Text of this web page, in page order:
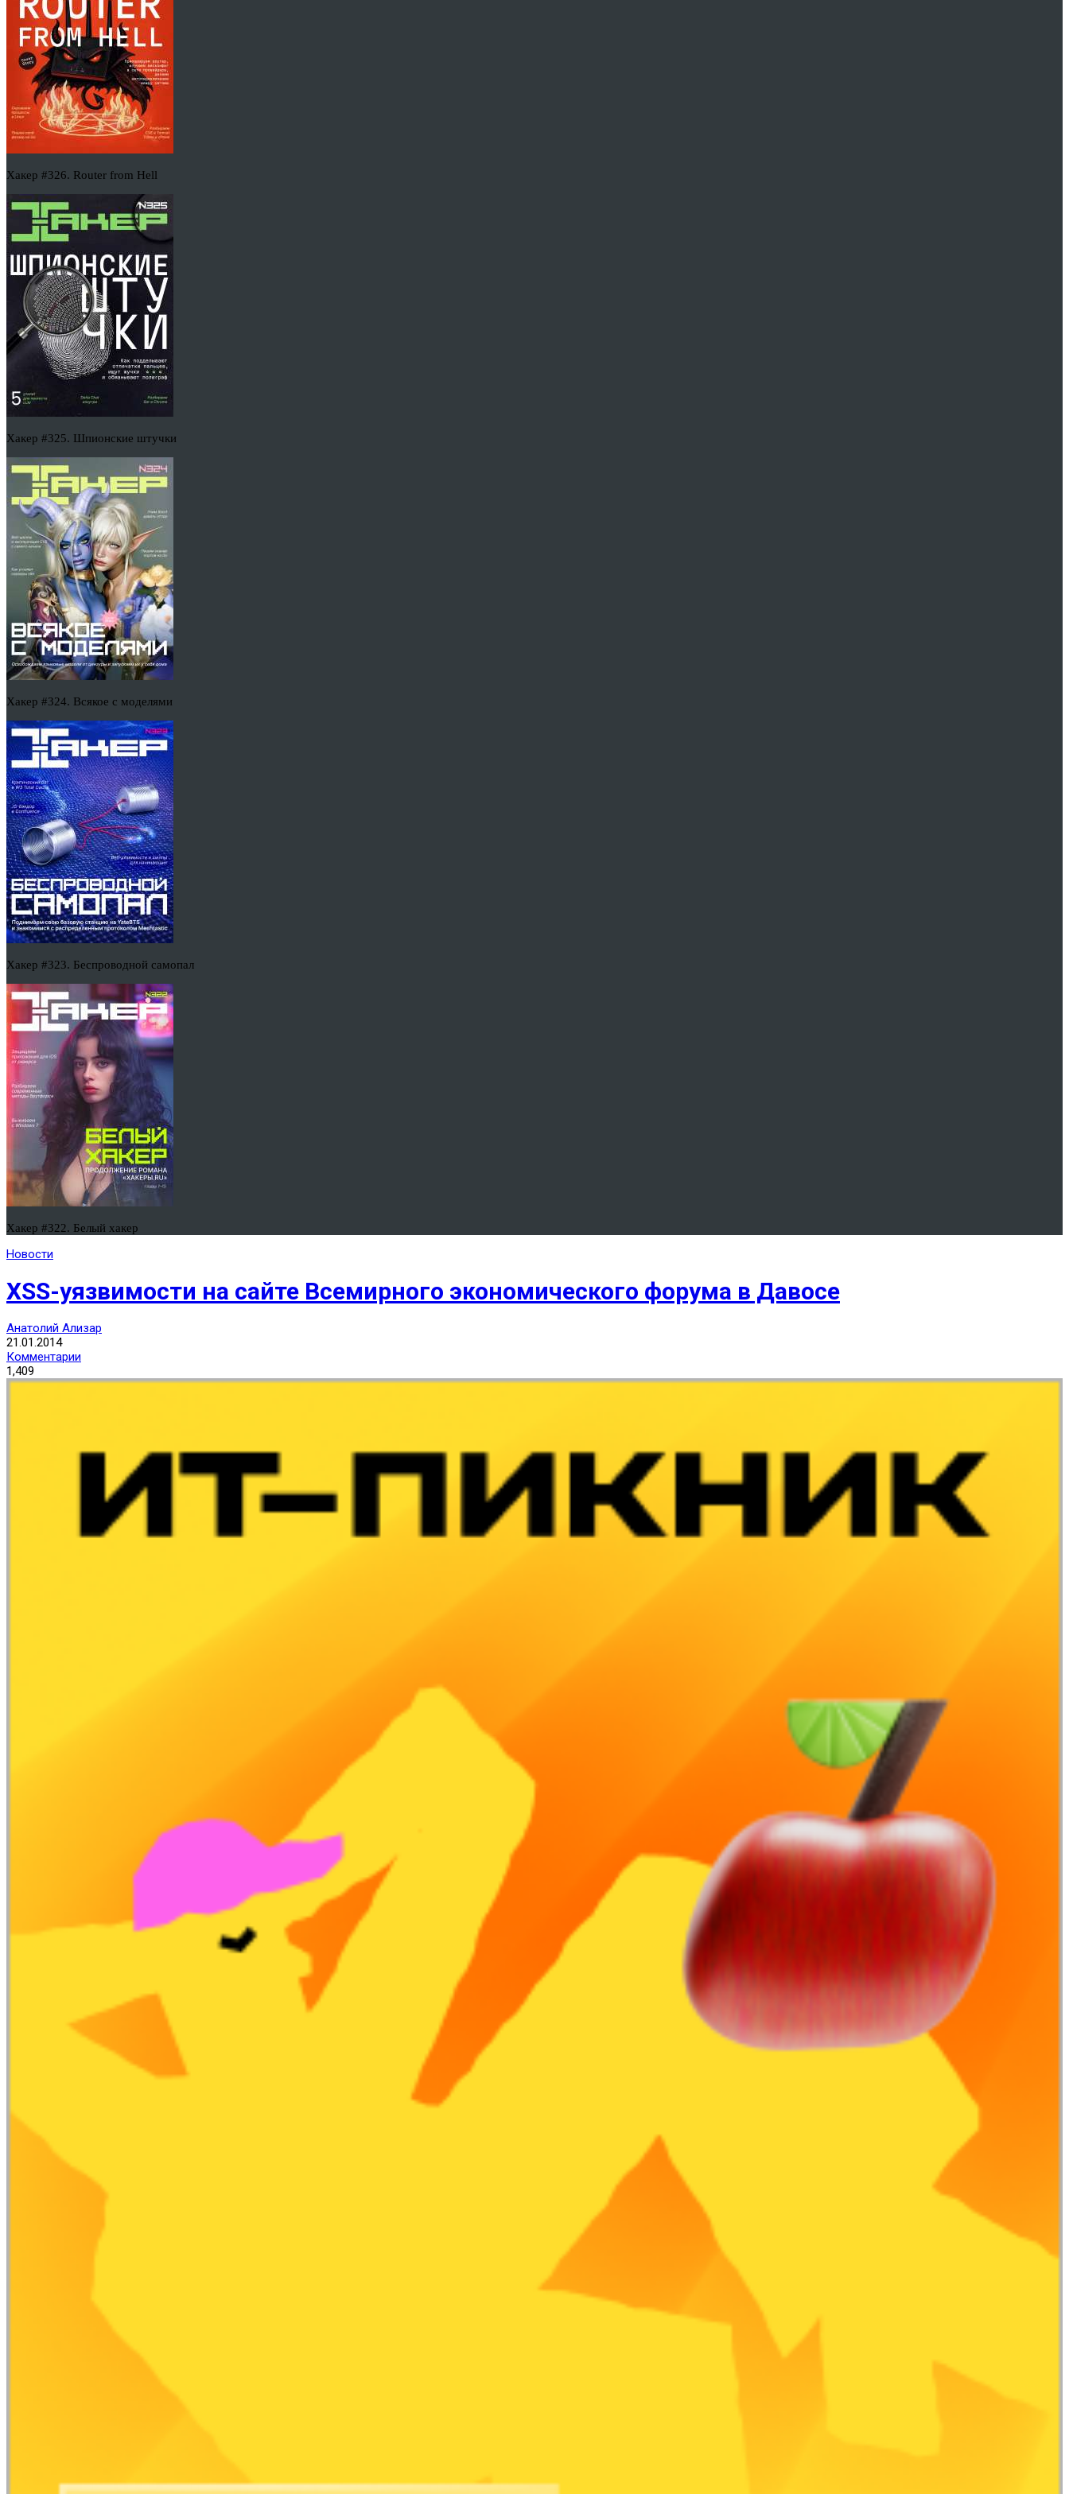
Хакер #326. Router from Hell
Хакер #325. Шпионские штучки
Хакер #324. Всякое с моделями
Хакер #323. Беспроводной самопал
Хакер #322. Белый хакер
Новости
XSS-уязвимости на сайте Всемирного экономического форума в Давосе
Анатолий Ализар
21.01.2014
Комментарии
1,409